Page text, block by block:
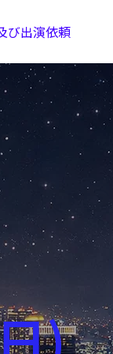
び出演依頼